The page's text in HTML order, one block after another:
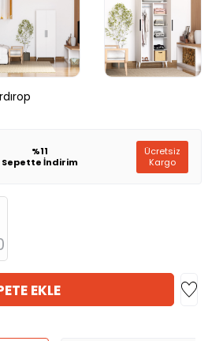
%11
Sepette İndirim
Ücretsiz
Kargo
EKLE